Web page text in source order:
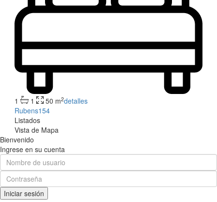
1 1 50 m2detalles
Rubens154
Listados
Vista de Mapa
Bienvenido
Ingrese en su cuenta
Iniciar sesión